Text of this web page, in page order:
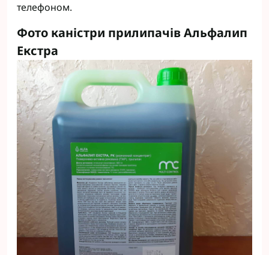
телефоном.
Фото каністри прилипачів Альфалип
Екстра